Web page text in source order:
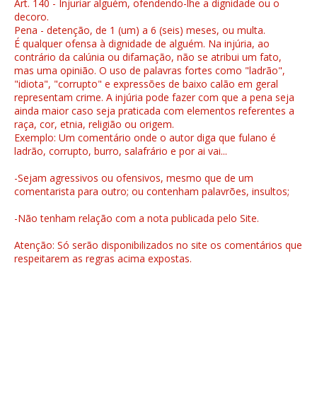
Art. 140 - Injuriar alguém, ofendendo-lhe a dignidade ou o
decoro.
Pena - detenção, de 1 (um) a 6 (seis) meses, ou multa.
É qualquer ofensa à dignidade de alguém. Na injúria, ao
contrário da calúnia ou difamação, não se atribui um fato,
mas uma opinião. O uso de palavras fortes como "ladrão",
"idiota", "corrupto" e expressões de baixo calão em geral
representam crime. A injúria pode fazer com que a pena seja
ainda maior caso seja praticada com elementos referentes a
raça, cor, etnia, religião ou origem.
Exemplo: Um comentário onde o autor diga que fulano é
ladrão, corrupto, burro, salafrário e por ai vai...
-Sejam agressivos ou ofensivos, mesmo que de um
comentarista para outro; ou contenham palavrões, insultos;
-Não tenham relação com a nota publicada pelo Site.
Atenção: Só serão disponibilizados no site os comentários que
respeitarem as regras acima expostas.